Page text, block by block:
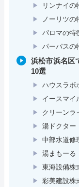
リンナイの
ノーリツの
パロマの特
パーパスの
浜松市浜名区
10選
ハウスラボ
イースマイ
クリーンラ
湯ドクター
中部水道修
湯まもーる
東海設備株
彩美建設株